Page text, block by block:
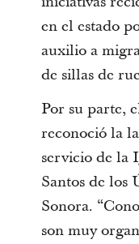
en el estado
auxilio a
de sillas de
Por su parte,
reconoció la
servicio de la
Santos de los
Sonora.
son muy